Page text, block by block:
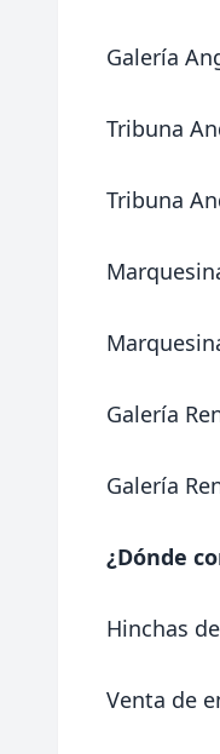
Galería
Tribuna
Tribuna
Galería
Galería
¿Dónde
Hinchas
Venta de